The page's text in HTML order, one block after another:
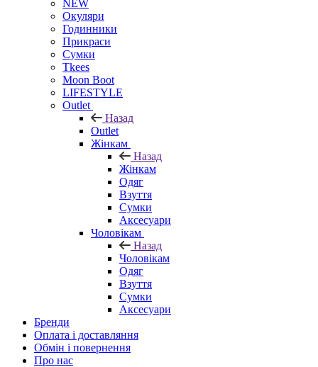
NEW
Окуляри
Годинники
Прикраси
Сумки
Tkees
Moon Boot
LIFESTYLE
Outlet
Назад
Outlet
Жінкам
Назад
Жінкам
Одяг
Взуття
Сумки
Аксесуари
Чоловікам
Назад
Чоловікам
Одяг
Взуття
Сумки
Аксесуари
Бренди
Оплата і доставляння
Обмін і повернення
Про нас